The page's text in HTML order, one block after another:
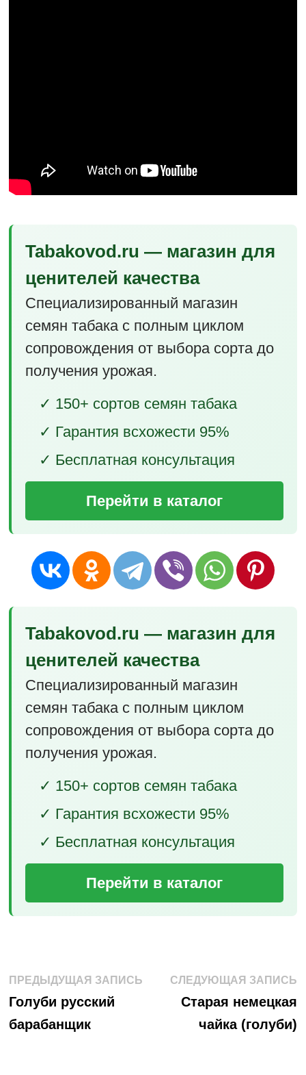
Tabakovod.ru — магазин для
ценителей качества
Специализированный магазин
семян табака с полным циклом
сопровождения от выбора сорта до
получения урожая.
✓ 150+ сортов семян табака
✓ Гарантия всхожести 95%
✓ Бесплатная консультация
Перейти в каталог
Tabakovod.ru — магазин для
ценителей качества
Специализированный магазин
семян табака с полным циклом
сопровождения от выбора сорта до
получения урожая.
✓ 150+ сортов семян табака
✓ Гарантия всхожести 95%
✓ Бесплатная консультация
Перейти в каталог
Навигация
по
записям
ПРЕДЫДУЩАЯ ЗАПИСЬПредыдущая
запись:
Голуби русский
барабанщик
СЛЕДУЮЩАЯ ЗАПИСЬ
Старая немецкая
чайка (голуби)